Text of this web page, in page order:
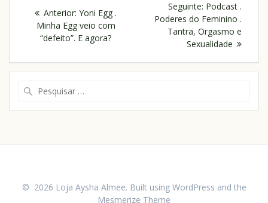
Anterior: Yoni Egg .
Minha Egg veio com
“defeito”. E agora?
Seguinte: Podcast .
Poderes do Feminino .
Tantra, Orgasmo e
Sexualidade
© 2026 Loja Aysha Almee. Built using WordPress and the
Mesmerize Theme